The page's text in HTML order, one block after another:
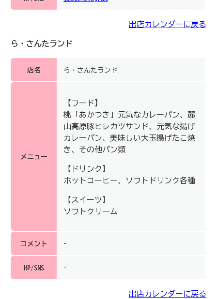
出店カレンダーに戻る
ら・さんたランド
店名 ら・さんたランド
メニュー
【フード】
桃「あかつき」元気なカレーパン、麓
山高原豚ヒレカツサンド、元気な揚げ
カレーパン、美味しい大玉揚げたこ焼
き、その他パン類
【ドリンク】
ホットコーヒー、ソフトドリンク各種
【スイーツ】
ソフトクリーム
コメント –
HP/SNS –
出店カレンダーに戻る